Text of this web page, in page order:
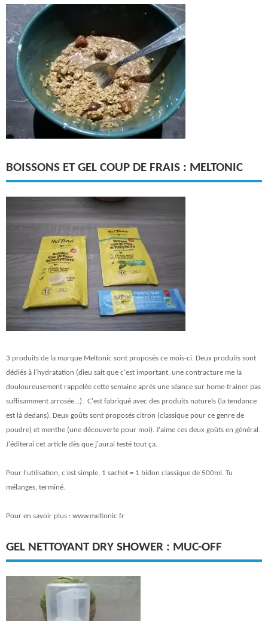
BOISSONS ET GEL COUP DE FRAIS : MELTONIC
3 produits de la marque Meltonic sont proposés ce mois-ci. Deux produits sont
dédiés à l'hydratation (dieu sait que c'est important, une contracture me la
douloureusement rappelée cette semaine après une séance sur home-trainer pas
suffisamment arrosée...). C'est fabriqué avec des produits naturels (la tendance
est là dedans). Deux goûts sont proposés citron (classique pour ce genre de
poudre) et menthe (une découverte pour moi). J'aime ces deux goûts en général.
J'éditerai cet article dès que j'aurai testé tout ça.
Pour l'utilisation, c'est simple, 1 sachet = 1 bidon classique de 500ml. Tu
mélanges, terminé.
Pour en savoir plus : www.meltonic.fr
GEL NETTOYANT DRY SHOWER : MUC-OFF